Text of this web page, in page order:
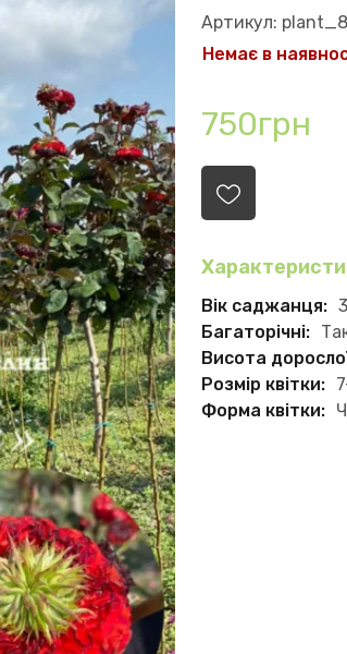
Артикул:
Немає в
750грн
Вік саджанця:
Багаторічні:
Висота
Розмір квітки:
Форма квітки: